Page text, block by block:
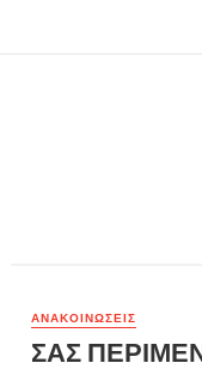
ΑΝΑΚΟΙΝΏΣΕΙΣ
ΣΑΣ